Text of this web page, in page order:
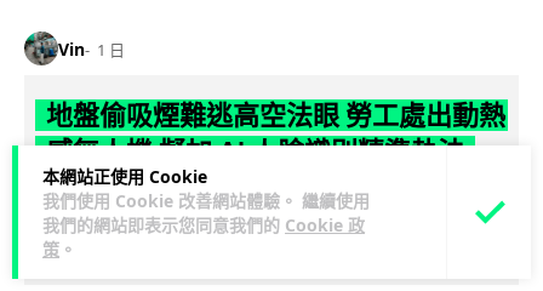
本網站正使用 Cookie
我們使用 Cookie 改善網站體驗。 繼續使用
我們的網站即表示您同意我們的 Cookie 政
策 。
Vin 1 日
地盤偷吸煙難逃高空法眼 勞工處出動熱
感無人機 擬加 AI 人臉識別精準執法
勞工處投入配備熱感應鏡頭的小型無人機進行高空巡邏以打擊
地盤違例吸煙，並正研究於未來一年內引入 AI 人臉識別與行為
分析功能，結合三大技術進一...